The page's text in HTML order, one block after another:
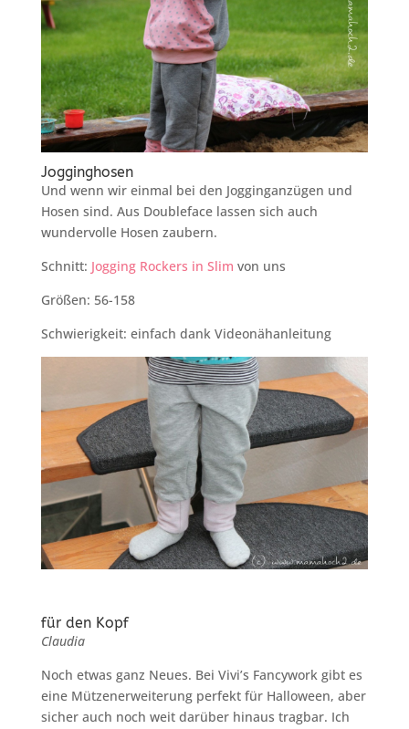
Jogginghosen
Und wenn wir einmal bei den Jogginganzügen und
Hosen sind. Aus Doubleface lassen sich auch
wundervolle Hosen zaubern.
Schnitt: Jogging Rockers in Slim von uns
Größen: 56-158
Schwierigkeit: einfach dank Videonähanleitung
für den Kopf
Claudia
Noch etwas ganz Neues. Bei Vivi’s Fancywork gibt es
eine Mützenerweiterung perfekt für Halloween, aber
sicher auch noch weit darüber hinaus tragbar. Ich